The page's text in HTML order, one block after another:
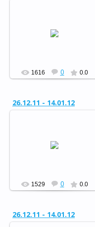
«Сохраним живую ель»
1616 0 0.0
26.12.11 - 14.01.12
«Сохраним живую ель»
1529 0 0.0
26.12.11 - 14.01.12